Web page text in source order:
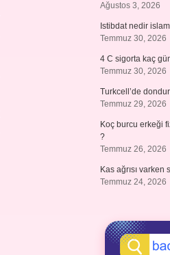
Ağustos 3, 2026
Istibdat nedir
Temmuz 30, 2026
4 C sigorta kaç
Temmuz 30, 2026
Turkcell’de
Temmuz 29, 2026
Koç burcu erkeği
?
Temmuz 26, 2026
Kas ağrısı varken
Temmuz 24, 2026